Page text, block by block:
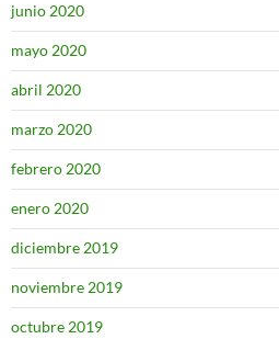
junio 2020
mayo 2020
abril 2020
marzo 2020
febrero 2020
enero 2020
diciembre 2019
noviembre 2019
octubre 2019